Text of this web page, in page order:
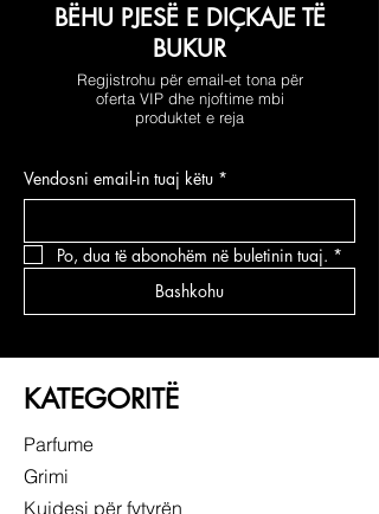
BËHU PJESË E DIÇKAJE TË
BUKUR
Regjistrohu për email-et tona për
oferta VIP dhe njoftime mbi
produktet e reja
Vendosni email-in tuaj këtu *
Po, dua të abonohëm në buletinin tuaj. *
Bashkohu
KATEGORITË
Parfume
Grimi
Kujdesi për fytyrën